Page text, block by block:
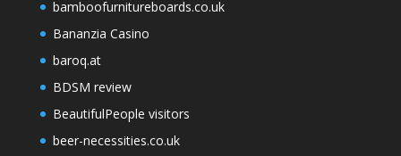
bamboofurnitureboards.co.uk
Bananzia Casino
baroq.at
BDSM review
BeautifulPeople visitors
beer-necessities.co.uk